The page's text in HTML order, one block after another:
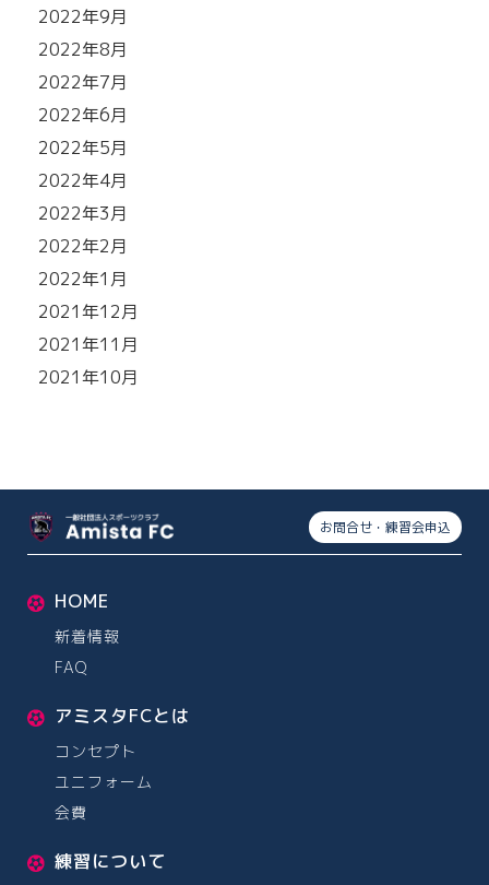
2022年9月
2022年8月
2022年7月
2022年6月
2022年5月
2022年4月
2022年3月
2022年2月
2022年1月
2021年12月
2021年11月
2021年10月
お問合せ・練習会申込
HOME
新着情報
FAQ
アミスタFCとは
コンセプト
ユニフォーム
会費
練習について